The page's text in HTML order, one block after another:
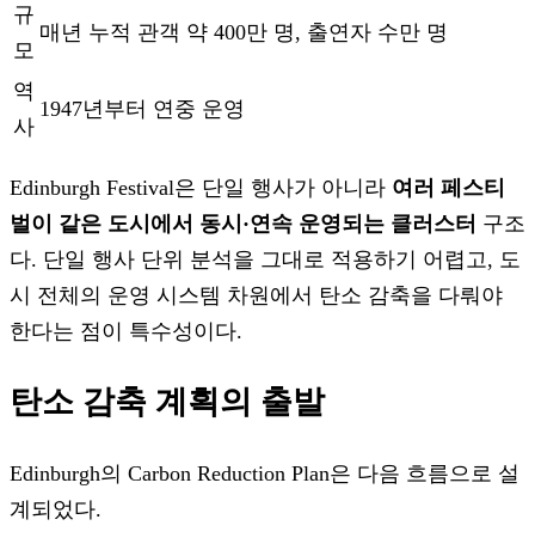
규
모
매년 누적 관객 약 400만 명, 출연자 수만 명
역
사
1947년부터 연중 운영
Edinburgh Festival은 단일 행사가 아니라 여러 페스티
벌이 같은 도시에서 동시·연속 운영되는 클러스터 구조
다. 단일 행사 단위 분석을 그대로 적용하기 어렵고, 도
시 전체의 운영 시스템 차원에서 탄소 감축을 다뤄야
한다는 점이 특수성이다.
탄소 감축 계획의 출발
Edinburgh의 Carbon Reduction Plan은 다음 흐름으로 설
계되었다.